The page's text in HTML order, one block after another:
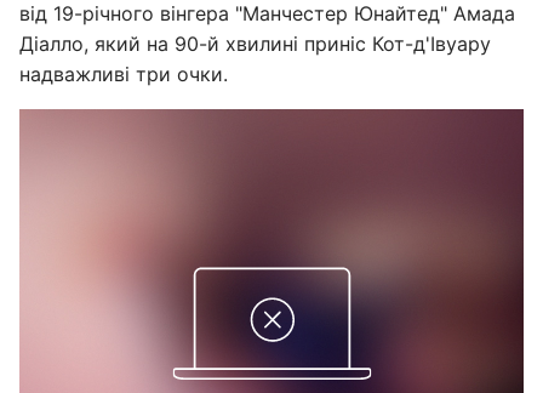
від 19-річного вінгера "Манчестер Юнайтед" Амада
Діалло, який на 90-й хвилині приніс Кот-д'Івуару
надважливі три очки.